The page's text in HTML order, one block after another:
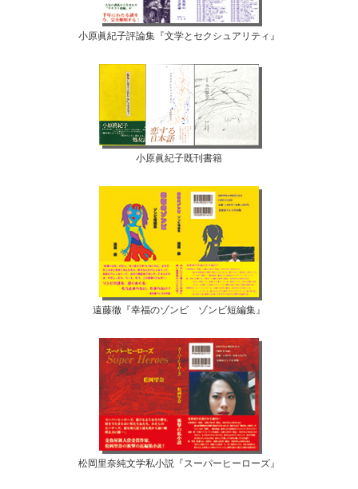
小原眞紀子評論集『文学とセクシュアリティ』
小原眞紀子既刊書籍
遠藤徹『幸福のゾンビ ゾンビ短編集』
松岡里奈純文学私小説『スーパーヒーローズ』